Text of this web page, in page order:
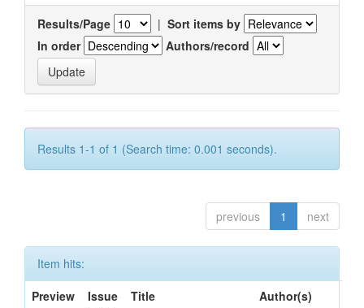
Results/Page | Sort items by
In order
Authors/record
Results 1-1 of 1 (Search time: 0.001 seconds).
previous 1 next
Item hits:
Preview
Issue
Title Author(s)